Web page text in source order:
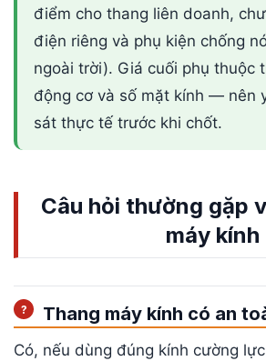
điểm cho thang liên doanh,
điện riêng và phụ kiện chống
ngoài trời). Giá cuối phụ thuộc
động cơ và số mặt kính — nên
sát thực tế trước khi chốt.
Câu hỏi thường gặp
máy kính
Thang máy kính có an
Có, nếu dùng đúng kính cường